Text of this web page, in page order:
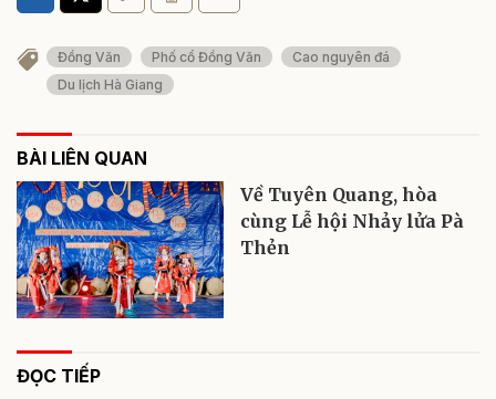
Đồng Văn Phố cổ Đồng Văn
Cao nguyên đá
Du lịch Hà Giang
BÀI LIÊN QUAN
Về Tuyên Quang, hòa
cùng Lễ hội Nhảy lửa Pà
Thẻn
ĐỌC TIẾP